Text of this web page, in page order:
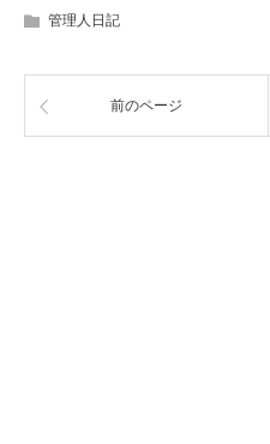
管理人日記
前のページ